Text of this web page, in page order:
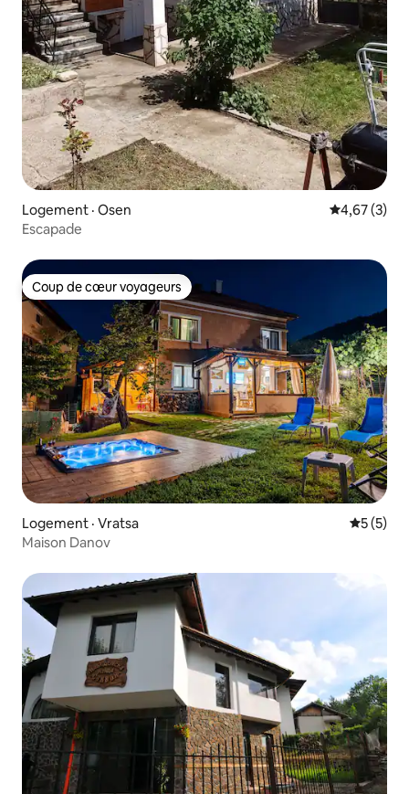
Logement · Osen Note
4,67 (3)
Escapade
Coup de cœur voyageurs
Coup de cœur voyageurs
Logement · Vratsa Note
5 (5)
Maison Danov